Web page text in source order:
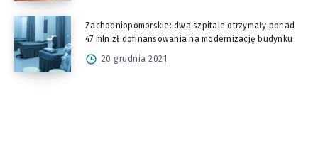
Zachodniopomorskie: dwa szpitale otrzymały ponad
47 mln zł dofinansowania na modernizację budynku
20 grudnia 2021